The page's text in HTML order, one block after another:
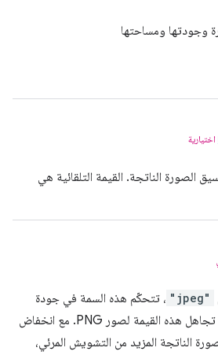
وجودتها ومساحتها
اختيارية
الصورة الناتجة. القيمة التلقائية هي
"jpeg" ، تتحكّم هذه السمة في جودة
الصورة الناتجة. يتم تجاهل هذه القيمة لصور PNG. مع انخفاض
الناتجة المزيد من التشويش المرئي،